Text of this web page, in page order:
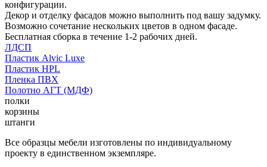
конфигурации.
Декор и отделку фасадов можно выполнить под вашу задумку.
Возможно сочетание нескольких цветов в одном фасаде.
Бесплатная сборка в течение 1-2 рабочих дней.
ЛДСП
Пластик Alvic Luxe
Пластик HPL
Пленка ПВХ
Полотно АГТ (МДФ)
полки
корзины
штанги
Все образцы мебели изготовлены по индивидуальному
проекту в единственном экземпляре.